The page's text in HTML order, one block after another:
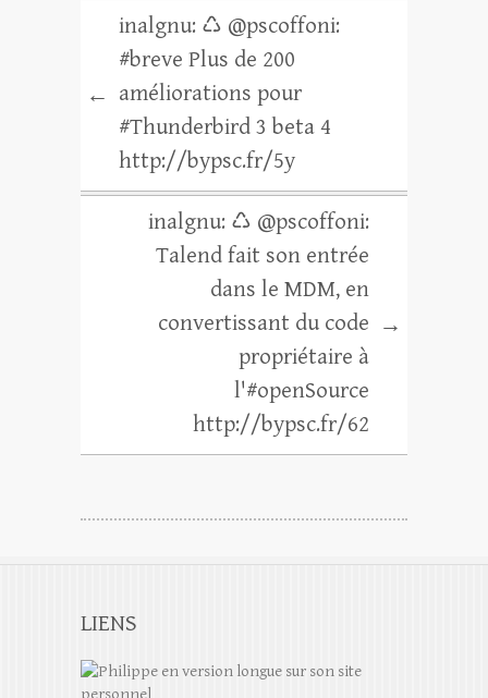
←
inalgnu: ♺ @pscoffoni:
#breve Plus de 200
améliorations pour
#Thunderbird 3 beta 4
http://bypsc.fr/5y
inalgnu: ♺ @pscoffoni:
Talend fait son entrée
dans le MDM, en
convertissant du code
propriétaire à
l'#openSource
http://bypsc.fr/62
→
LIENS